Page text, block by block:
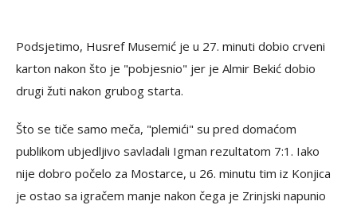
Podsjetimo, Husref Musemić je u 27. minuti dobio crveni
karton nakon što je "pobjesnio" jer je Almir Bekić dobio
drugi žuti nakon grubog starta.
Što se tiče samo meča, "plemići" su pred domaćom
publikom ubjedljivo savladali Igman rezultatom 7:1. Iako
nije dobro počelo za Mostarce, u 26. minutu tim iz Konjica
je ostao sa igračem manje nakon čega je Zrinjski napunio